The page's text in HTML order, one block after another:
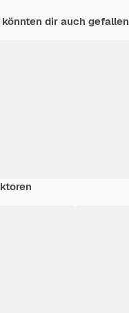
dir auch gefallen